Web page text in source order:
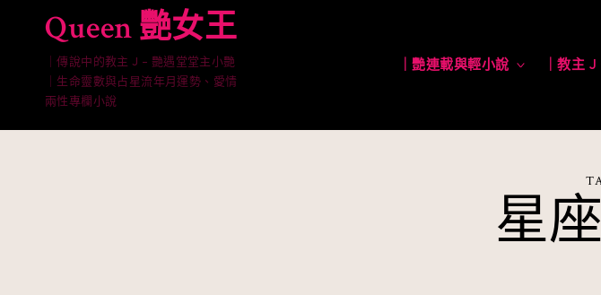
content
Queen 艷女王
｜傳說中的教主 J – 艷遇堂堂主小艷
｜生命靈數與占星流年月運勢、愛情
兩性專欄小說
｜艷連載與輕小說 toggle
child
｜教主
星